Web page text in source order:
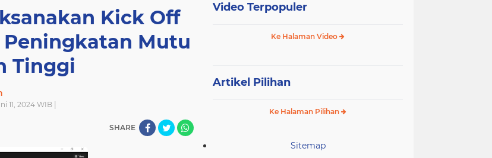
Kick Off
Peningkatan Mutu
Tinggi
11, 2024 WIB |
SHARE
Video Terpopuler
Ke Halaman Video
Artikel Pilihan
Ke Halaman Pilihan
Sitemap